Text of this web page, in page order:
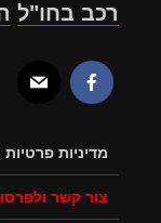
רכב בחו"ל
מדיניות
צור קשר